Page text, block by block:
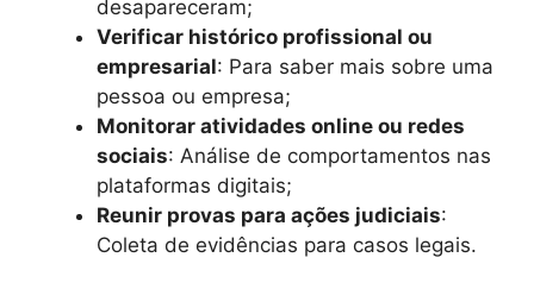
desapareceram;
Verificar histórico profissional ou
empresarial: Para saber mais sobre uma
pessoa ou empresa;
Monitorar atividades online ou redes
sociais: Análise de comportamentos nas
plataformas digitais;
Reunir provas para ações judiciais:
Coleta de evidências para casos legais.